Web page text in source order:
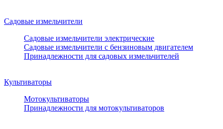
Садовые измельчители
Садовые измельчители электрические
Садовые измельчители с бензиновым двигателем
Принадлежности для садовых измельчителей
Культиваторы
Мотокультиваторы
Принадлежности для мотокультиваторов